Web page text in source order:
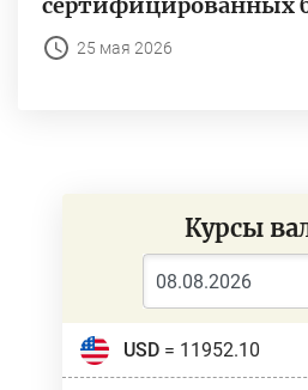
сертифицированных
25 мая 2026
Курсы
USD= 11952.10